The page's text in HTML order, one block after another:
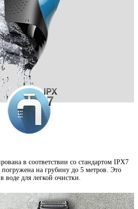
в соответствии со стандартом IPX7
на грубину до 5 метров. Это
воде для легкой очистки.